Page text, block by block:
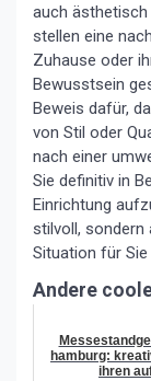
auch ästhetisch
stellen eine
Zuhause oder
Bewusstsein
Beweis dafür,
von Stil oder
nach einer
Sie definitiv in
Einrichtung
stilvoll, sondern
Situation für Sie
Andere
hamburg:
ihren